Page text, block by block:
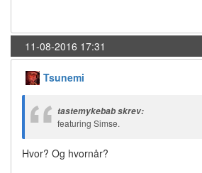
11-08-2016 17:31
Tsunemi
tastemykebab skrev:
featuring Simse.
Hvor? Og hvornår?